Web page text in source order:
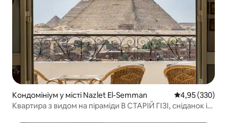
Кондомініум у місті Nazlet El-Semman Середня
4,95 (330)
Квартира з видом на піраміди В СТАРІЙ ГІЗІ, сніданок і